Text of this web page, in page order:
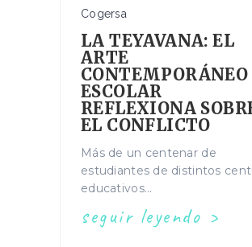
Cogersa
LA TEYAVANA: EL
ARTE
CONTEMPORÁNEO
ESCOLAR
REFLEXIONA
EL CONFLICTO
Más de un centenar de
estudiantes de distintos
educativos...
seguir leyendo